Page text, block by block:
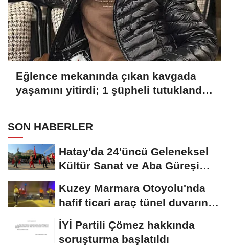
Eğlence mekanında çıkan kavgada
yaşamını yitirdi; 1 şüpheli tutuklandı
SON HABERLER
Hatay'da 24'üncü Geleneksel
Kültür Sanat ve Aba Güreşi
Kuzey Marmara Otoyolu'nda
hafif ticari araç tünel duvarına
çarptı:...
İYİ Partili Çömez hakkında
soruşturma başlatıldı